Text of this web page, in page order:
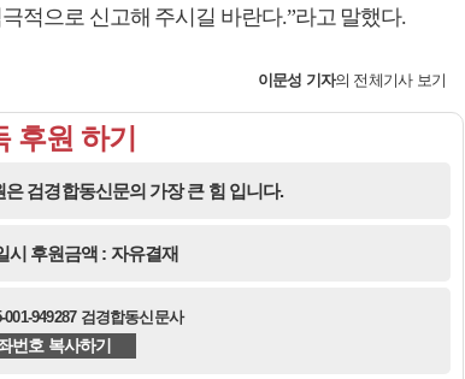
적으로 신고해 주시길 바란다.”라고 말했다.
이문성 기자의 전체기사 보기
후원 하기
검경합동신문의 가장 큰 힘 입니다.
시 후원금액 : 자유결재
001-949287 검경합동신문사
번호 복사하기